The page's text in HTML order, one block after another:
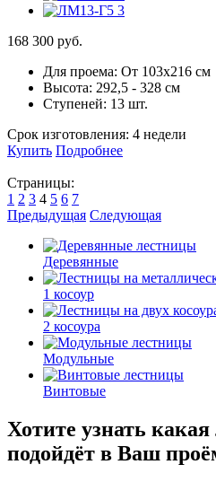
168 300 руб.
Для проема: От 103х216 см
Высота: 292,5 - 328 см
Ступеней: 13 шт.
Срок изготовления: 4 недели
Купить Подробнее
Страницы:
1 2 3 4 5 6 7
Предыдущая Следующая
Деревянные
1 косоур
2 косоура
Модульные
Винтовые
Хотите узнать какая
подойдёт в Ваш